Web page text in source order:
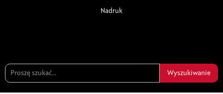
Nadruk